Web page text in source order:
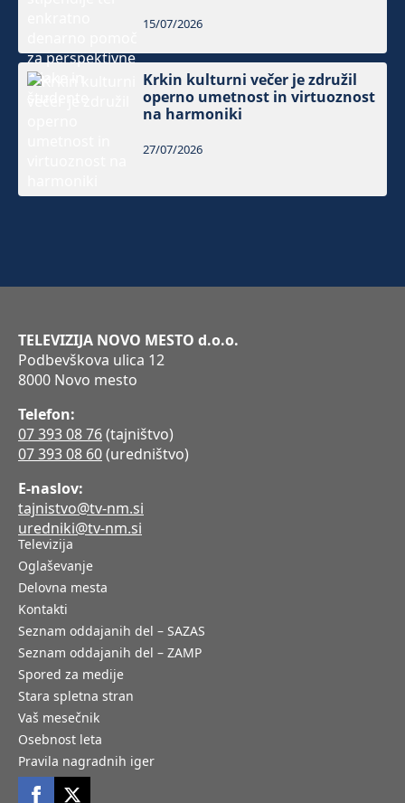
15/07/2026
Krkin kulturni večer je združil
operno umetnost in virtuoznost
na harmoniki
27/07/2026
TELEVIZIJA NOVO MESTO d.o.o.
Podbevškova ulica 12
8000 Novo mesto
Telefon:
07 393 08 76(tajništvo)
07 393 08 60(uredništvo)
E-naslov:
tajnistvo@tv-nm.si
uredniki@tv-nm.si
Televizija
Oglaševanje
Delovna mesta
Kontakti
Seznam oddajanih del – SAZAS
Seznam oddajanih del – ZAMP
Spored za medije
Stara spletna stran
Vaš mesečnik
Osebnost leta
Pravila nagradnih iger